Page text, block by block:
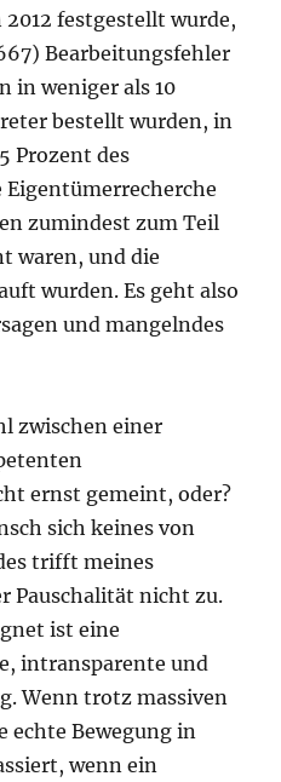
festgestellt wurde,
Bearbeitungsfehler
in weniger als 10
bestellt wurden, in
Prozent des
zumindest zum Teil
waren, und die
wurden. Es geht also
und mangelndes
zwischen einer
ernst gemeint, oder?
sich keines von
trifft meines
Pauschalität nicht zu.
ist eine
intransparente und
Wenn trotz massiven
echte Bewegung in
wenn ein